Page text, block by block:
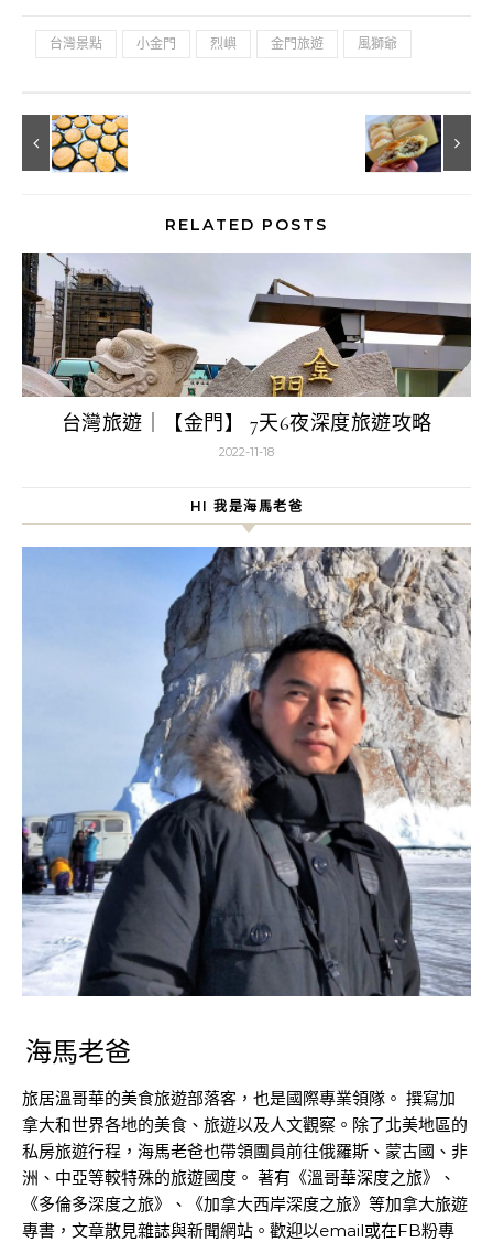
台灣景點 小金門 烈嶼 金門旅遊 風獅爺
RELATED POSTS
台灣旅遊｜【金門】 7天6夜深度旅遊攻略
2022-11-18
HI 我是海馬老爸
海馬老爸
旅居溫哥華的美食旅遊部落客，也是國際專業領隊。 撰寫加
拿大和世界各地的美食、旅遊以及人文觀察。除了北美地區的
私房旅遊行程，海馬老爸也帶領團員前往俄羅斯、蒙古國、非
洲、中亞等較特殊的旅遊國度。 著有《溫哥華深度之旅》、
《多倫多深度之旅》、《加拿大西岸深度之旅》等加拿大旅遊
專書，文章散見雜誌與新聞網站。歡迎以email或在FB粉專